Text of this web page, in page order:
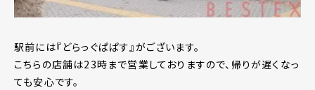
駅前には『どらっぐぱぱす』がございます。
こちらの店舗は23時まで営業しておりますので、帰りが遅くなっ
ても安心です。